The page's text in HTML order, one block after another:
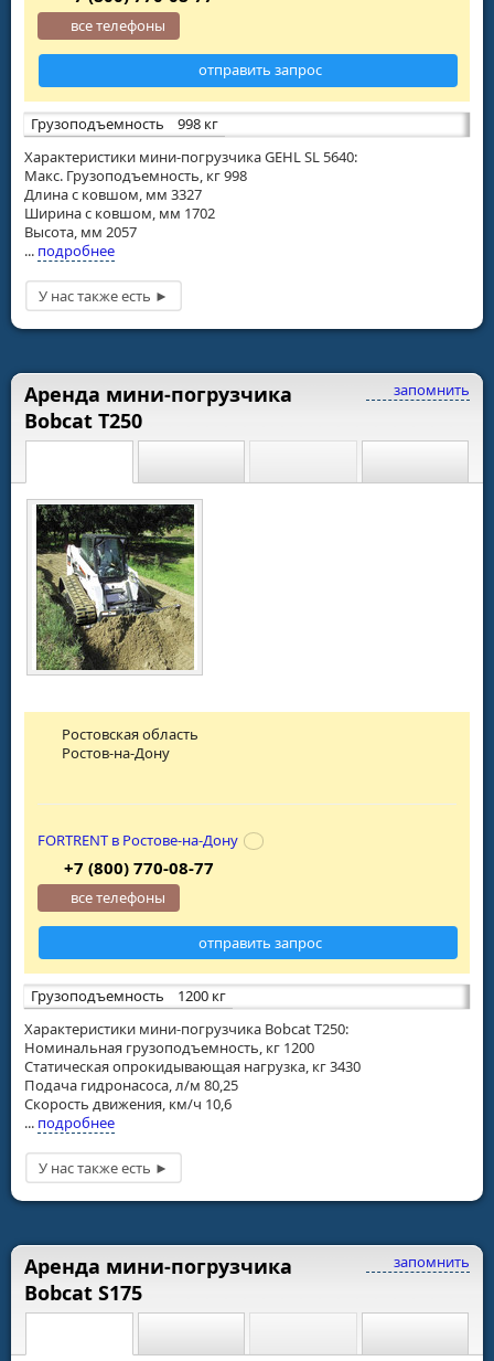
Грузоподъемность
998 кг
Характеристики мини-погрузчика GEHL SL 5640:
Макс. Грузоподъемность, кг 998
Длина с ковшом, мм 3327
Ширина с ковшом, мм 1702
Высота, мм 2057
... подробнее
все телефоны
отправить запрос
запомнить
Аренда мини-погрузчика
Bobcat T250
Грузоподъемность
1200 кг
Характеристики мини-погрузчика Bobcat T250:
Номинальная грузоподъемность, кг 1200
Статическая опрокидывающая нагрузка, кг 3430
Подача гидронасоса, л/м 80,25
Скорость движения, км/ч 10,6
... подробнее
Ростовская область
Ростов-на-Дону
FORTRENT в Ростове-на-Дону
+7 (800) 770-08-77
все телефоны
отправить запрос
запомнить
Аренда мини-погрузчика
Bobcat S175